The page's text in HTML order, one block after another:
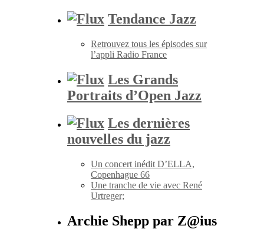
Tendance Jazz
Retrouvez tous les épisodes sur
l’appli Radio France
Les Grands
Portraits d’Open Jazz
Les dernières
nouvelles du jazz
Un concert inédit D’ELLA,
Copenhague 66
Une tranche de vie avec René
Urtreger;
Archie Shepp par Z@ius